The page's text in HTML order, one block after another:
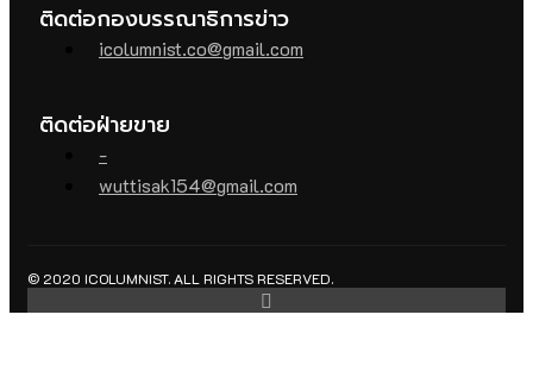
ติดต่อกองบรรณาธิการข่าว
icolumnist.co@gmail.com
ติดต่อฝ่ายขาย
-
wuttisak154@gmail.com
© 2020 ICOLUMNIST. ALL RIGHTS RESERVED.